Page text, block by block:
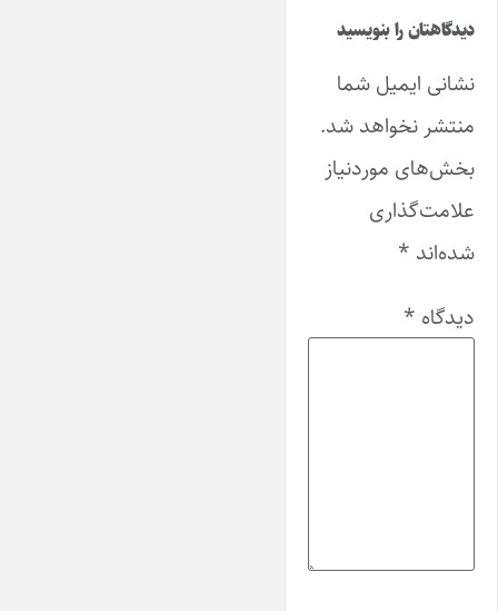
دیدگاهتان را بنویسید
نشانی ایمیل شما
منتشر نخواهد شد.
بخش‌های موردنیاز
علامت‌گذاری
شده‌اند *
دیدگاه *